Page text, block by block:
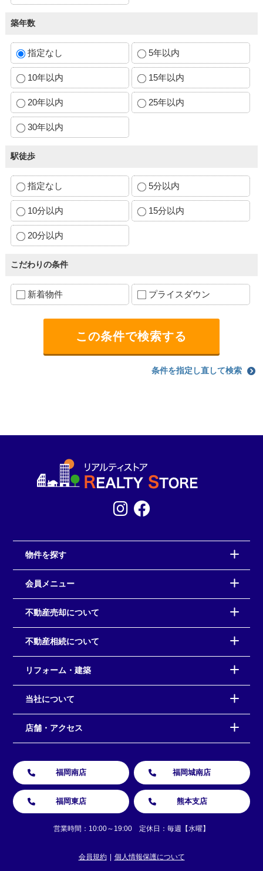
築年数
指定なし 5年以内
10年以内 15年以内
20年以内 25年以内
30年以内
駅徒歩
指定なし 5分以内
10分以内 15分以内
20分以内
こだわりの条件
新着物件 プライスダウン
条件を指定し直して検索
物件を探す
会員メニュー
不動産売却について
不動産相続について
リフォーム・建築
当社について
店舗・アクセス
福岡南店 福岡城南店
福岡東店 熊本支店
営業時間：10:00～19:00 定休日：毎週【水曜】
会員規約 個人情報保護について